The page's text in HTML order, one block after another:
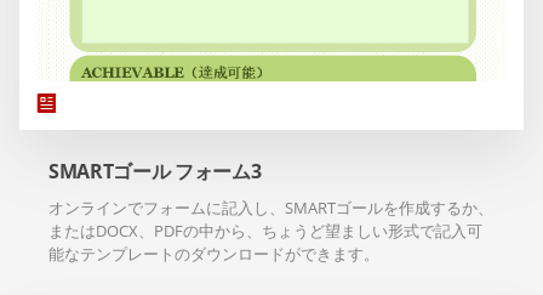
SMARTゴール フォーム3
オンラインでフォームに記入し、SMARTゴールを作成するか、
またはDOCX、PDFの中から、ちょうど望ましい形式で記入可
能なテンプレートのダウンロードができます。